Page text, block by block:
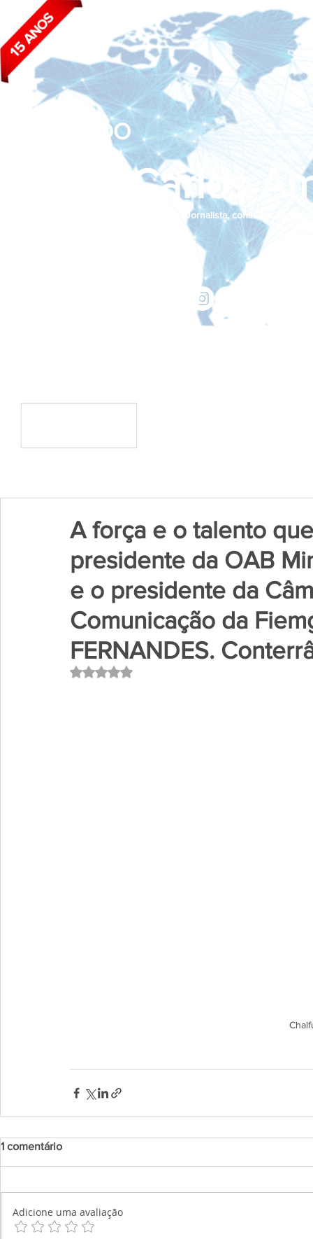
João Carlos
BLOG DO
Jornalista, consultor de
A força e o talento
presidente da OAB
e o presidente da
Comunicação da
FERNANDES.
Avaliado com NaN de 5 estrelas.
1 comentário
Adicione uma avaliação